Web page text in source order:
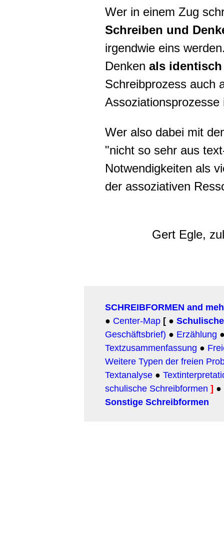
Wer in einem Zug
Schreiben und
irgendwie eins
Denken als
Schreibprozess auch
Wer also dabei mit
"nicht so sehr aus
Notwendigkeiten als
der assoziativen
Gert Egle,
SCHREIBFORMEN and
● Center-Map [ ●
Geschäftsbrief) ● Erzählung
Textzusammenfassung ●
Weitere Typen der freien
Textanalyse ●
schulische Schreibformen ] ●
Sonstige Schreibformen